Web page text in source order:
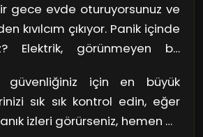
gece evde oturuyorsunuz ve
kıvılcım çıkıyor. Panik içinde
Elektrik, görünmeyen bir
sonuçlar doğurabilir. Elektrik
risklerin önüne geçmenizi
gevşek bağlantılar, kısa
güvenliğiniz için en büyük
sık sık kontrol edin, eğer
izleri görürseniz, hemen bir